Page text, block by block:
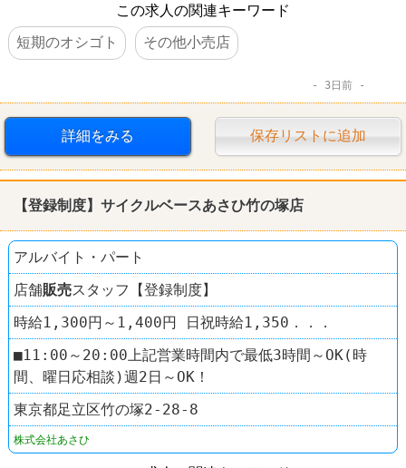
この求人の関連キーワード
短期のオシゴト
その他小売店
3日前
詳細をみる 保存リストに追加
【登録制度】サイクルベースあさひ竹の塚店
アルバイト・パート
店舗販売スタッフ【登録制度】
時給1,300円～1,400円 日祝時給1,350．．．
■11:00～20:00上記営業時間内で最低3時間～OK(時
間、曜日応相談)週2日～OK！
東京都足立区竹の塚2-28-8
株式会社あさひ